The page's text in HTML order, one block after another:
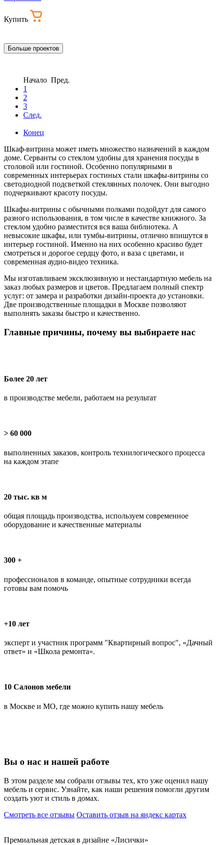
Купить
Больше проектов
Начало Пред.
1
2
3
След.
Конец
Шкаф-витрина может иметь множество назначений в каждом
доме. Серванты со стеклом удобны для хранения посуды в
столовой или гостиной. Особенно популярными в
современных интерьерах гостиных стали шкафы-витрины со
светодиодной подсветкой стеклянных полочек. Они выгодно
подчеркивают красоту посуды.
Шкафы-витрины с обычными полками подойдут для самого
разного использования, в том числе в качестве книжного. За
стеклом удобно разместится вся ваша библиотека. А
невысокие шкафы, или тумбы-витрины, отлично впишутся в
интерьер гостиной. Именно на них особенно красиво будет
смотреться и дорогое сердцу фото, и ваза с цветами, и
современная аудио-видео техника.
Мы изготавливаем эксклюзивную и нестандартную мебель на
заказ любых размеров и цветов. Предлагаем полный спектр
услуг: от замера и разработки дизайн-проекта до установки.
Две производственные площадки в Москве позволяют
выполнять заказы быстро и качественно.
Главные причины, почему вы выбираете нас
Более 20 лет
в производстве мебели, работаем на результат
> 60 000
выполненных заказов, контроль технилогического процесса
на каждом этапе
20 тыс. кв м
общая площадь производства, используем современное
оборудование и качественные материалы
300 +
профессионалов в команде, опытные сотрудники всегда
готовы вам помочь
+10 лет
эксперт и участник программ "Квартирный вопрос", «Дачный
ответ» и «Школа ремонта».
10 Салонов мебели
в Москве и МО, где можно купить нашу мебель
Вы о нас и нашей работе
В этом разделе мы собрали отзывы тех, кто уже оценил нашу
мебель и сервис. Узнайте, как наши решения помогли другим
создать уют и стиль в домах.
Смотреть все отзывы Оставить отзыв на яндекс картах
Премиальная детская в дизайне «Лисички»